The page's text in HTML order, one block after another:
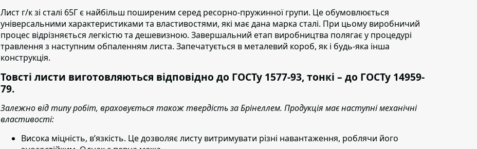
Лист г/к зі сталі 65Гє найбільш поширеним серед ресорно-пружинної групи. Це обумовлюється
універсальними характеристиками та властивостями, які має дана марка сталі. При цьому виробничий
процес відрізняється легкістю та дешевизною. Завершальний етап виробництва полягає у процедурі
травлення з наступним обпаленням листа. Запечатується в металевий короб, як і будь-яка інша
конструкція.
Товсті листи виготовляються відповідно до ГОСТу 1577-93, тонкі – до ГОСТу 14959-
79.
Залежно від типу робіт, враховується також твердість за Брінеллем. Продукція має наступні механічні
властивості:
Висока міцність, в’язкість. Це дозволяє листу витримувати різні навантаження, роблячи його